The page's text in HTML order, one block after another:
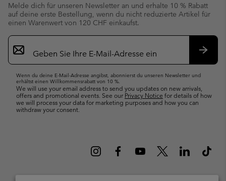
Melde dich für unseren Newsletter an und erhalte 10 % Rabatt
auf deine erste Bestellung, wenn du nicht reduzierte Artikel für
einen Warenwert von 120 CHF einkaufst.
Newsletter-
Anmeldung
Wenn du deine E-Mail-Adresse angibst, abonnierst du unseren Newsletter und
erhältst einen Willkommensrabatt von 10 %.
We will use your email address to send you updates on new arrivals,
offers and promotional events. See our Privacy Notice for details of how
we will process your data for marketing purposes and how you can
withdraw your consent.